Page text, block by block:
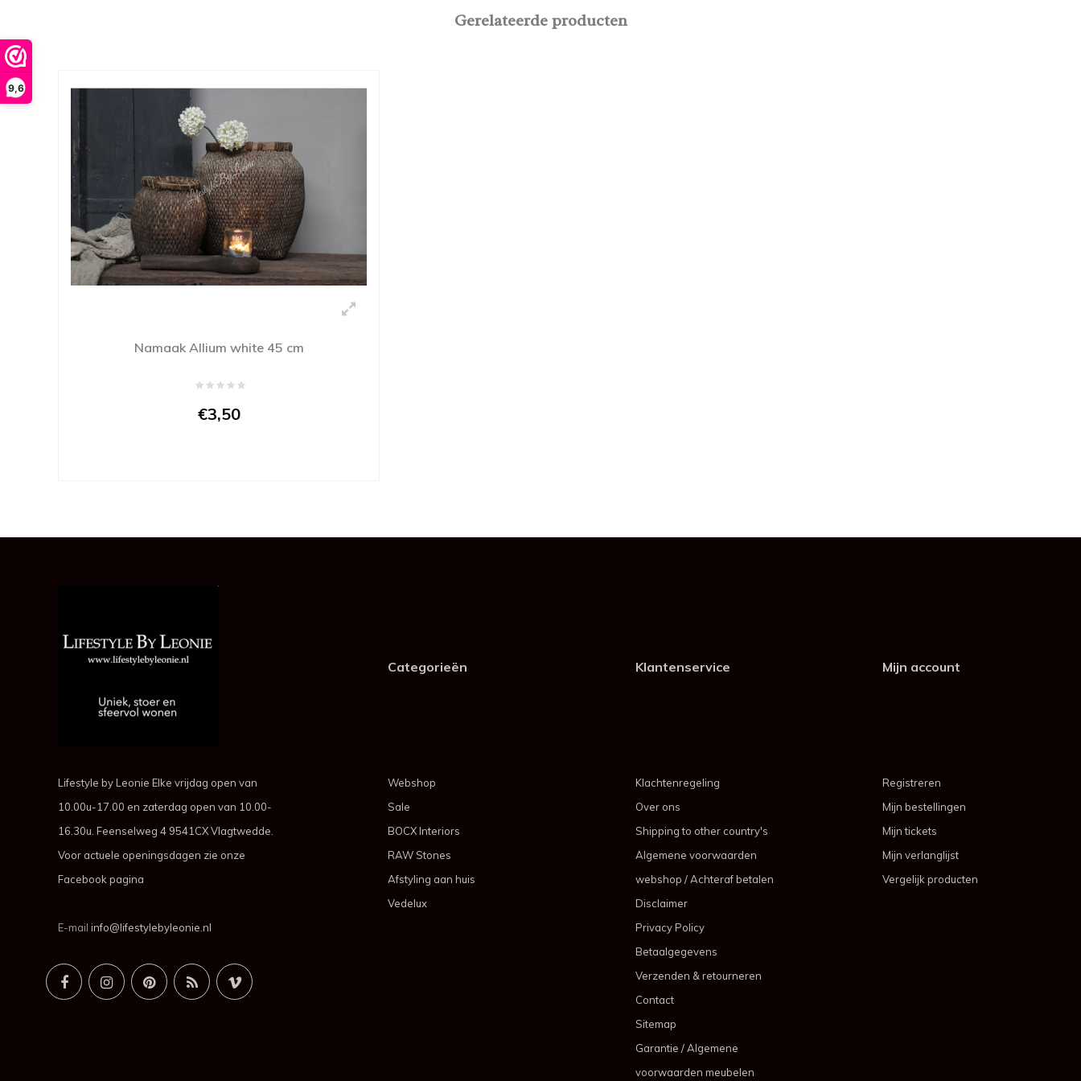
9,6
Gerelateerde producten
Namaak Allium white 45 cm
€3,50
Lifestyle by Leonie Elke vrijdag open van
10.00u-17.00 en zaterdag open van 10.00-
16.30u. Feenselweg 4 9541CX Vlagtwedde.
Voor actuele openingsdagen zie onze
Facebook pagina
E-mail info@lifestylebyleonie.nl
Categorieën
Webshop
Sale
BOCX Interiors
RAW Stones
Afstyling aan huis
Vedelux
Klantenservice
Klachtenregeling
Over ons
Shipping to other country's
Algemene voorwaarden
webshop / Achteraf betalen
Disclaimer
Privacy Policy
Betaalgegevens
Verzenden & retourneren
Contact
Sitemap
Garantie / Algemene
voorwaarden meubelen
Mijn account
Registreren
Mijn bestellingen
Mijn tickets
Mijn verlanglijst
Vergelijk producten